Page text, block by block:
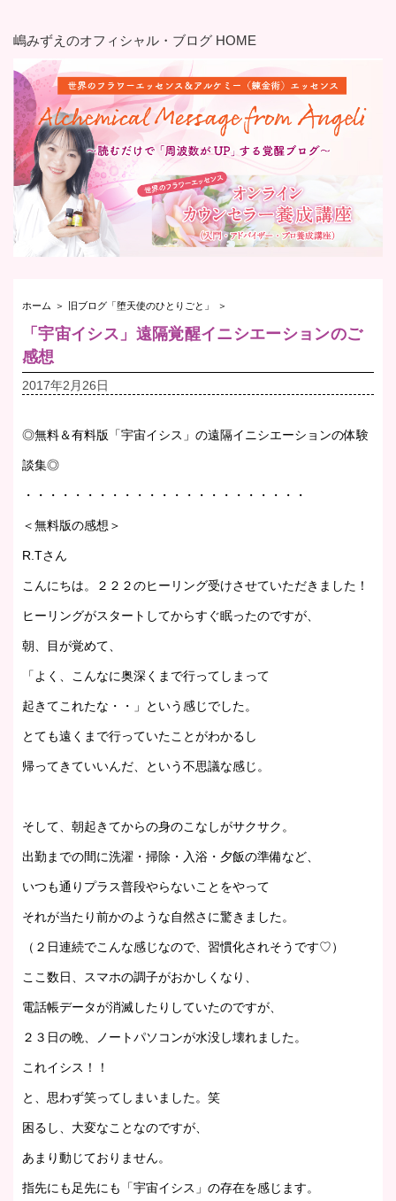
嶋みずえのオフィシャル・ブログ HOME
ホーム ＞ 旧ブログ「堕天使のひとりごと」 ＞
「宇宙イシス」遠隔覚醒イニシエーションのご
感想
2017年2月26日
◎無料＆有料版「宇宙イシス」の遠隔イニシエーションの体験
談集◎
・・・・・・・・・・・・・・・・・・・・・・・
＜無料版の感想＞
R.Tさん
こんにちは。２２２のヒーリング受けさせていただきました！
ヒーリングがスタートしてからすぐ眠ったのですが、
朝、目が覚めて、
「よく、こんなに奥深くまで行ってしまって
起きてこれたな・・」という感じでした。
とても遠くまで行っていたことがわかるし
帰ってきていいんだ、という不思議な感じ。
そして、朝起きてからの身のこなしがサクサク。
出勤までの間に洗濯・掃除・入浴・夕飯の準備など、
いつも通りプラス普段やらないことをやって
それが当たり前かのような自然さに驚きました。
（２日連続でこんな感じなので、習慣化されそうです♡）
ここ数日、スマホの調子がおかしくなり、
電話帳データが消滅したりしていたのですが、
２３日の晩、ノートパソコンが水没し壊れました。
これイシス！！
と、思わず笑ってしまいました。笑
困るし、大変なことなのですが、
あまり動じておりません。
指先にも足先にも「宇宙イシス」の存在を感じます。